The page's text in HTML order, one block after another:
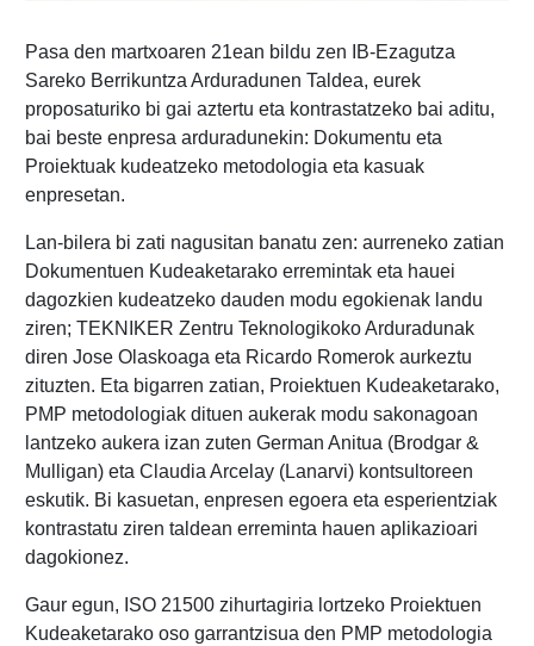
Pasa den martxoaren 21ean bildu zen IB-Ezagutza
Sareko Berrikuntza Arduradunen Taldea, eurek
proposaturiko bi gai aztertu eta kontrastatzeko bai aditu,
bai beste enpresa arduradunekin: Dokumentu eta
Proiektuak kudeatzeko metodologia eta kasuak
enpresetan.
Lan-bilera bi zati nagusitan banatu zen: aurreneko zatian
Dokumentuen Kudeaketarako erremintak eta hauei
dagozkien kudeatzeko dauden modu egokienak landu
ziren; TEKNIKER Zentru Teknologikoko Arduradunak
diren Jose Olaskoaga eta Ricardo Romerok aurkeztu
zituzten. Eta bigarren zatian, Proiektuen Kudeaketarako,
PMP metodologiak dituen aukerak modu sakonagoan
lantzeko aukera izan zuten German Anitua (Brodgar &
Mulligan) eta Claudia Arcelay (Lanarvi) kontsultoreen
eskutik. Bi kasuetan, enpresen egoera eta esperientziak
kontrastatu ziren taldean erreminta hauen aplikazioari
dagokionez.
Gaur egun, ISO 21500 zihurtagiria lortzeko Proiektuen
Kudeaketarako oso garrantzisua den PMP metodologia